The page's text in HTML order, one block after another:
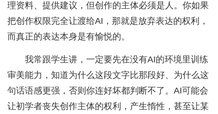
理资料、提供建议，但创作的主体必须是人。你如果
把创作权限完全让渡给AI，那就是放弃表达的权利，
而真正的表达本身是有愉悦的。
我常跟学生讲，一定要先在没有AI的环境里训练
审美能力，知道为什么这段文字比那段好、为什么这
句话语感更强，否则你连好坏都判断不了。AI可能会
让初学者丧失创作主体的权利，产生惰性，甚至让某